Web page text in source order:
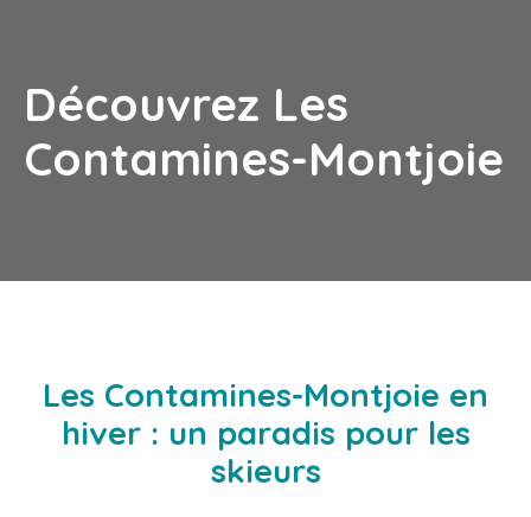
Découvrez Les
Contamines-Montjoie
Les Contamines-Montjoie en
hiver : un paradis pour les
skieurs